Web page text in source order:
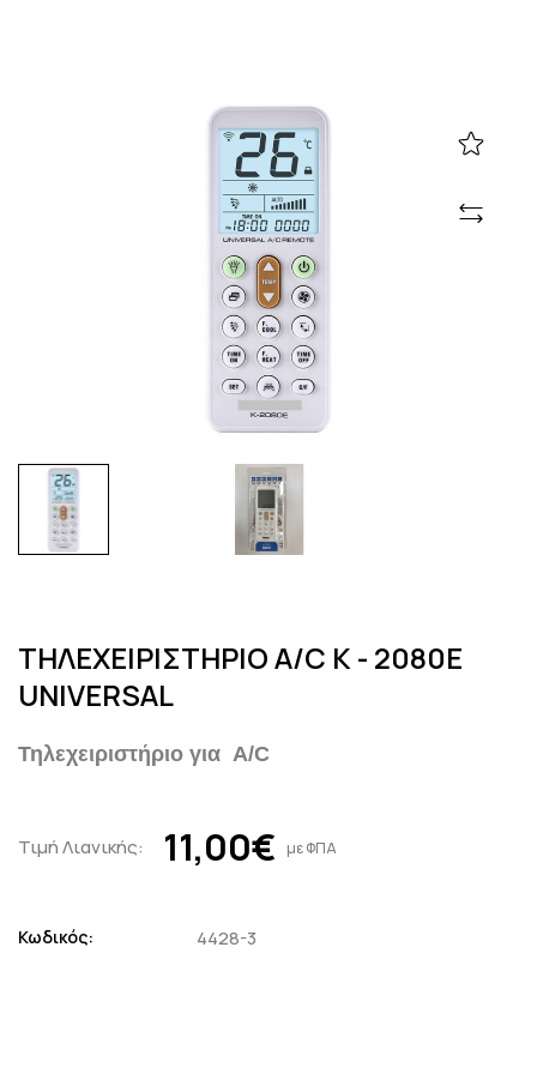
ΤΗΛΕΧΕΙΡΙΣΤΗΡΙΟ A/C K - 2080E
UNIVERSAL
Τηλεχειριστήριο για A/C
Τιμή Λιανικής: 11,00€ με ΦΠΑ
Κωδικός: 4428-3